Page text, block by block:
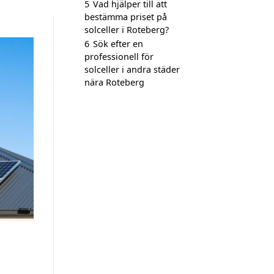
5 Vad hjälper till att
bestämma priset på
solceller i Roteberg?
6 Sök efter en
professionell för
solceller i andra städer
nära Roteberg